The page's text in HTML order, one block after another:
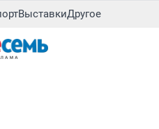
ВыставкиДругое